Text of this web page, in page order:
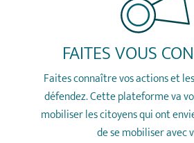
FAITES VOUS
Faites connaître vos actions et
défendez. Cette plateforme va
mobiliser les citoyens qui ont
de se mobiliser avec